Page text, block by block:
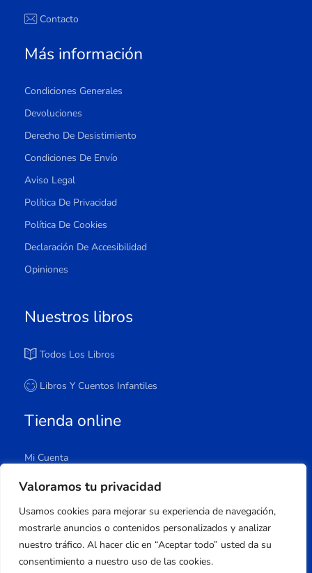
Valoramos tu privacidad
Usamos cookies para mejorar su experiencia de navegación,
mostrarle anuncios o contenidos personalizados y analizar
nuestro tráfico. Al hacer clic en “Aceptar todo” usted da su
consentimiento a nuestro uso de las cookies.
Contacto
Más información
Condiciones Generales
Devoluciones
Derecho De Desistimiento
Condiciones De Envío
Aviso Legal
Política De Privacidad
Política De Cookies
Declaración De Accesibilidad
Opiniones
Nuestros libros
Todos Los Libros
Libros Y Cuentos Infantiles
Tienda online
Mi Cuenta
Carrito
Lista De Deseos